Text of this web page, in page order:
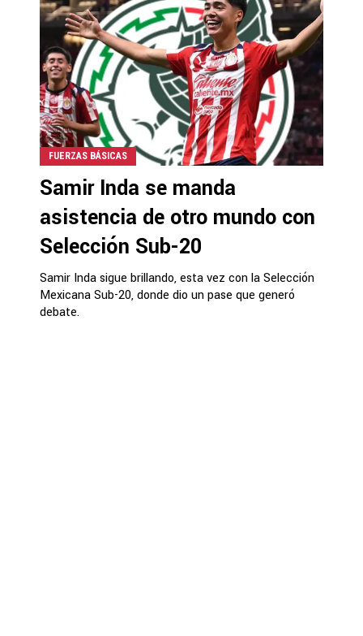
FUERZAS BÁSICAS
Samir Inda se manda
asistencia de otro mundo con
Selección Sub-20
Samir Inda sigue brillando, esta vez con la Selección
Mexicana Sub-20, donde dio un pase que generó
debate.